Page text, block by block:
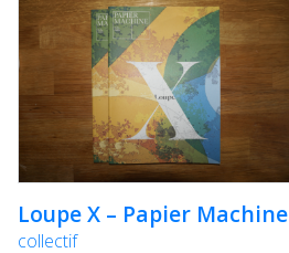
Loupe X – Papier Machine
collectif